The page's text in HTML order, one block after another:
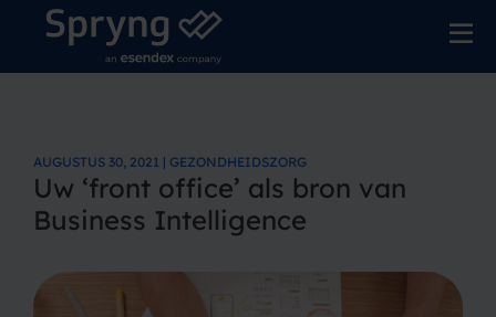
AUGUSTUS 30, 2021 | GEZONDHEIDSZORG
Uw ‘front office’ als bron van
Business Intelligence